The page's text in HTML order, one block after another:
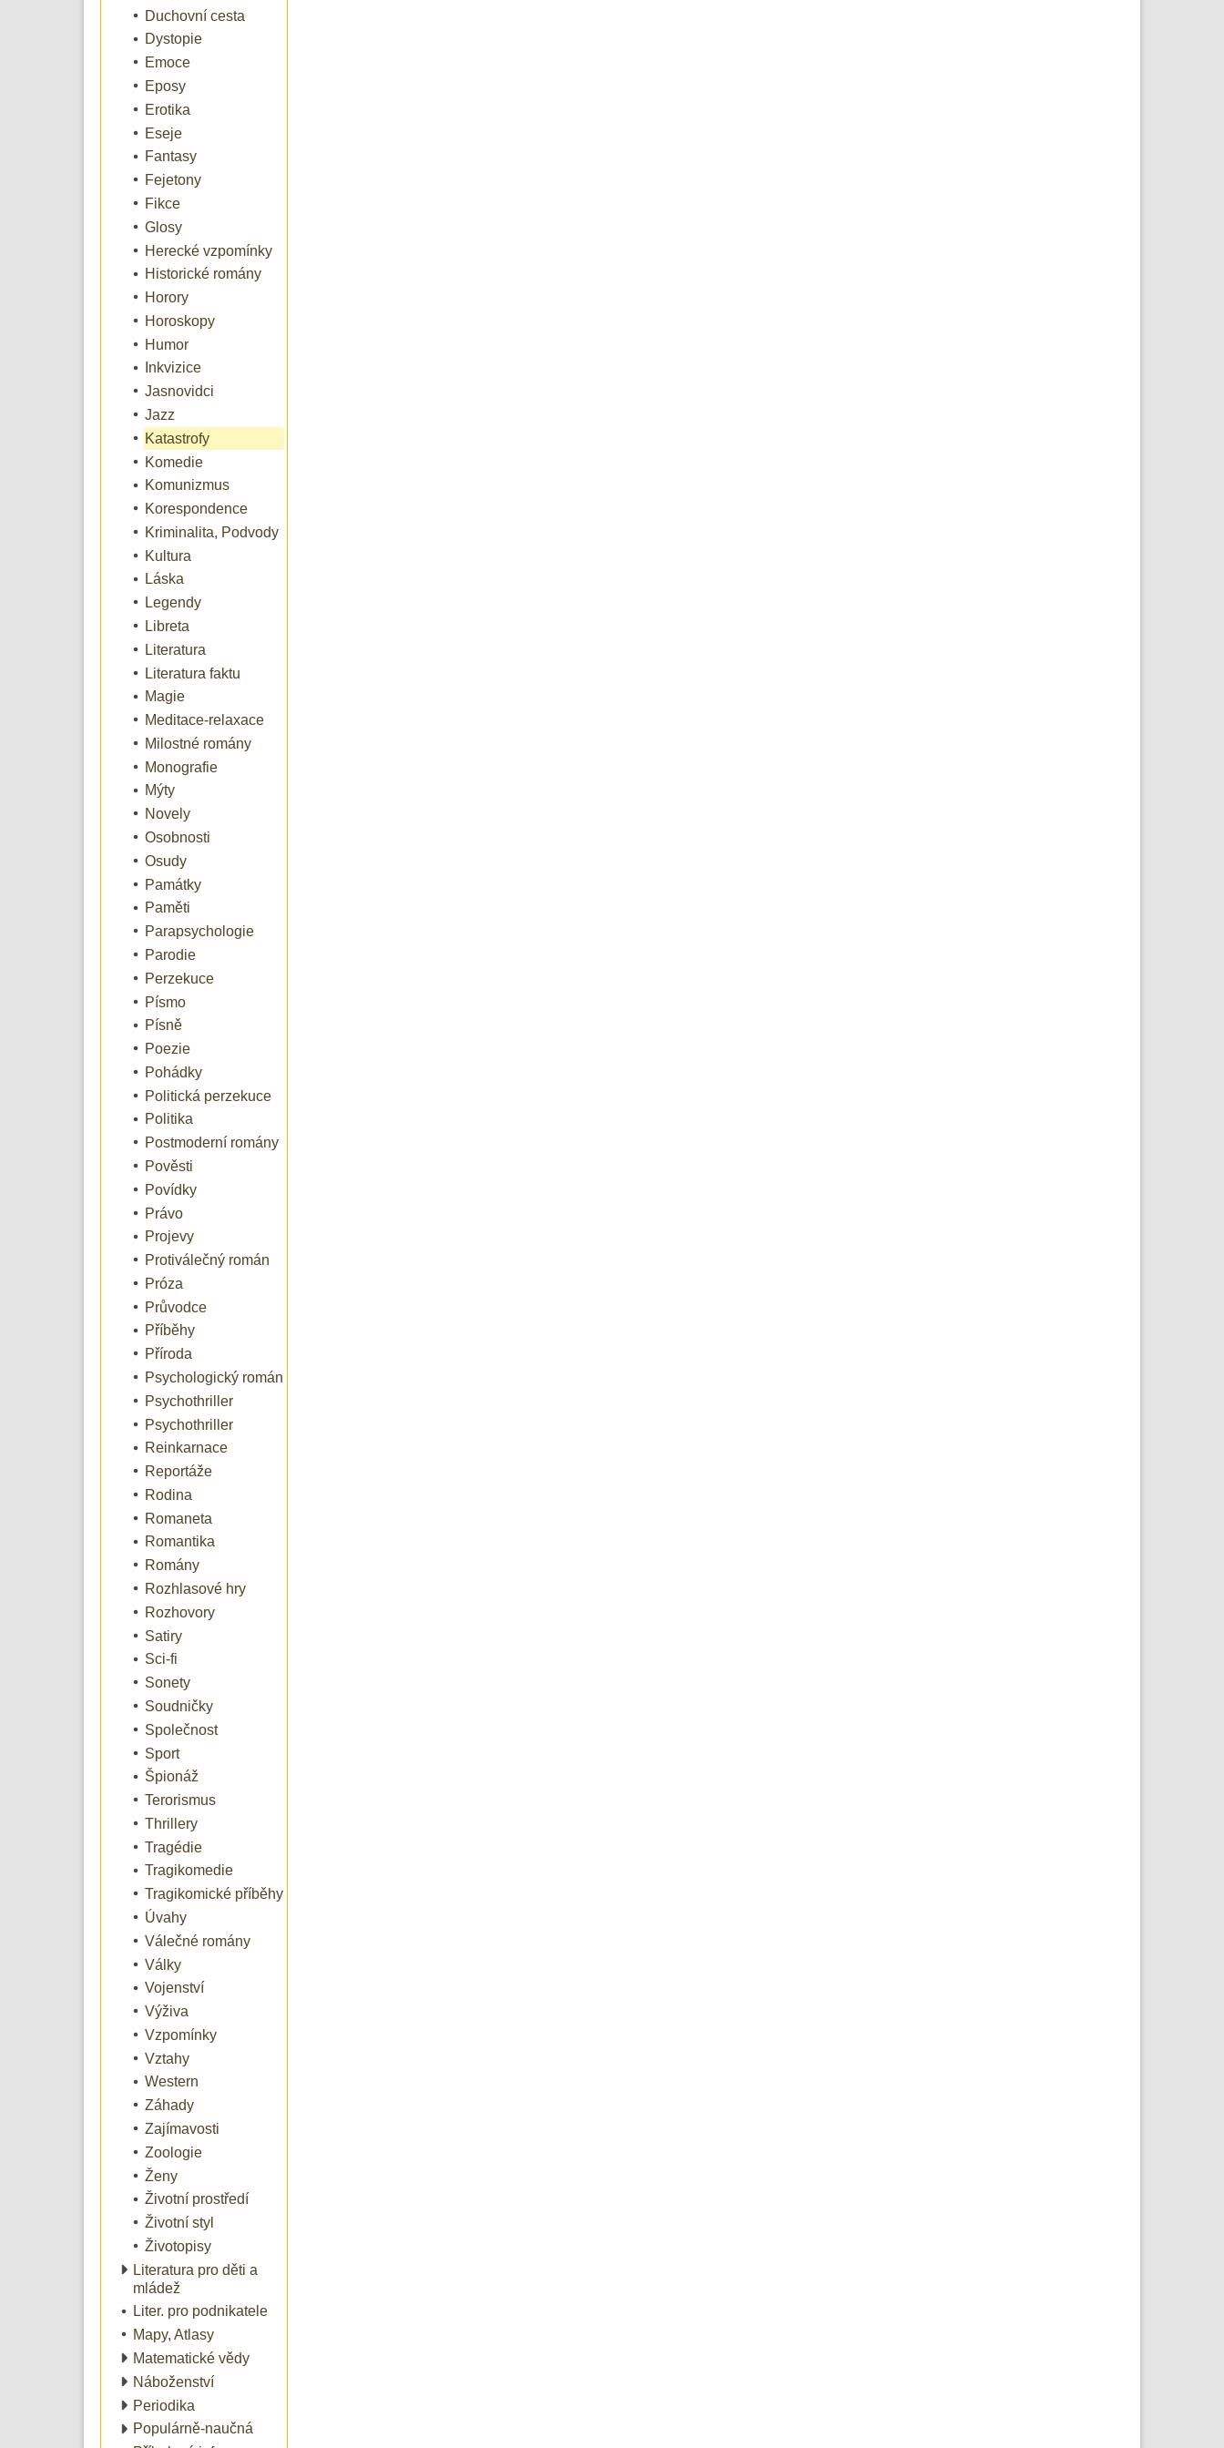
Duchovní cesta
Dystopie
Emoce
Eposy
Erotika
Eseje
Fantasy
Fejetony
Fikce
Glosy
Herecké vzpomínky
Historické romány
Horory
Horoskopy
Humor
Inkvizice
Jasnovidci
Jazz
Katastrofy
Komedie
Komunizmus
Korespondence
Kriminalita, Podvody
Kultura
Láska
Legendy
Libreta
Literatura
Literatura faktu
Magie
Meditace-relaxace
Milostné romány
Monografie
Mýty
Novely
Osobnosti
Osudy
Památky
Paměti
Parapsychologie
Parodie
Perzekuce
Písmo
Písně
Poezie
Pohádky
Politická perzekuce
Politika
Postmoderní romány
Pověsti
Povídky
Právo
Projevy
Protiválečný román
Próza
Průvodce
Příběhy
Příroda
Psychologický román
Psychothriller
Psychothriller
Reinkarnace
Reportáže
Rodina
Romaneta
Romantika
Romány
Rozhlasové hry
Rozhovory
Satiry
Sci-fi
Sonety
Soudničky
Společnost
Sport
Špionáž
Terorismus
Thrillery
Tragédie
Tragikomedie
Tragikomické příběhy
Úvahy
Válečné romány
Války
Vojenství
Výživa
Vzpomínky
Vztahy
Western
Záhady
Zajímavosti
Zoologie
Ženy
Životní prostředí
Životní styl
Životopisy
Literatura pro děti a
mládež
Liter. pro podnikatele
Mapy, Atlasy
Matematické vědy
Náboženství
Periodika
Populárně-naučná